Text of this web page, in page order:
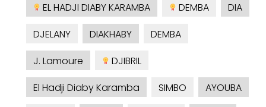
EL HADJI DIABY KARAMBA
DEMBA
DIA
DJELANY
DIAKHABY
DEMBA
J. Lamoure
DJIBRIL
El Hadji Diaby Karamba
SIMBO
AYOUBA